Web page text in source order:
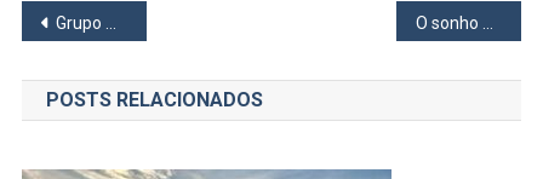
Navegação
de
Post
Grupo Amil e Rede d’Or são concorrentes para comprar o Hospital Renascença em Osasco
POSTS RELACIONADOS